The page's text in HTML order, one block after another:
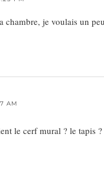
chambre, je voulais un
AM
le cerf mural ? le tapis